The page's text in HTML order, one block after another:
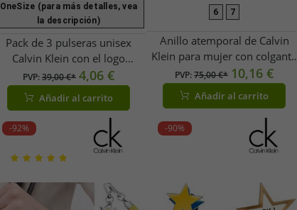
OneSize (para más detalles, vea
la descripción)
Pack de 3 pulseras unisex
Calvin Klein con el logo
"CALVIN KLEIN JEANS", 20 cm,
KJJLDB850200,
Rojo/Naranja/Azul
PVP:39,00 €* 4,06 €
Añadir al carrito
6 7
Anillo atemporal de Calvin
Klein para mujer con colgante
de cubo - Anillo de acero
inoxidable - Oro u oro rosa
PVP:75,00 €* 10,16 €
Añadir al carrito
-92% -90%